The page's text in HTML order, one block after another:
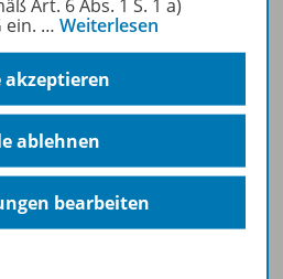
anmelden
Media
Art. 6 Abs. 1 S. 1 a)
ein. … Weiterlesen
akzeptieren
ablehnen
bearbeiten